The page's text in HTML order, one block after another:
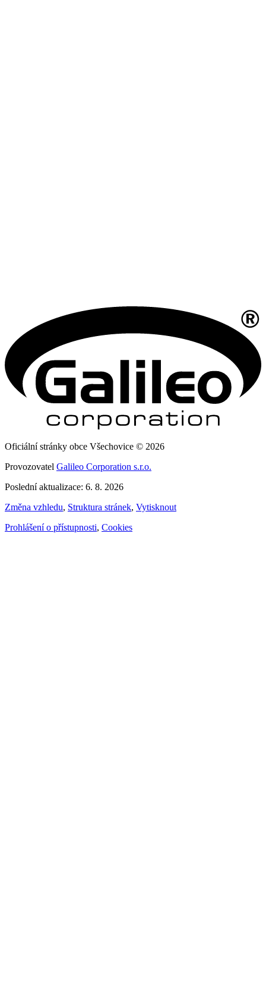
Oficiální stránky obce Všechovice © 2026
Provozovatel Galileo Corporation s.r.o.
Poslední aktualizace: 6. 8. 2026
Změna vzhledu, Struktura stránek, Vytisknout
Prohlášení o přístupnosti, Cookies